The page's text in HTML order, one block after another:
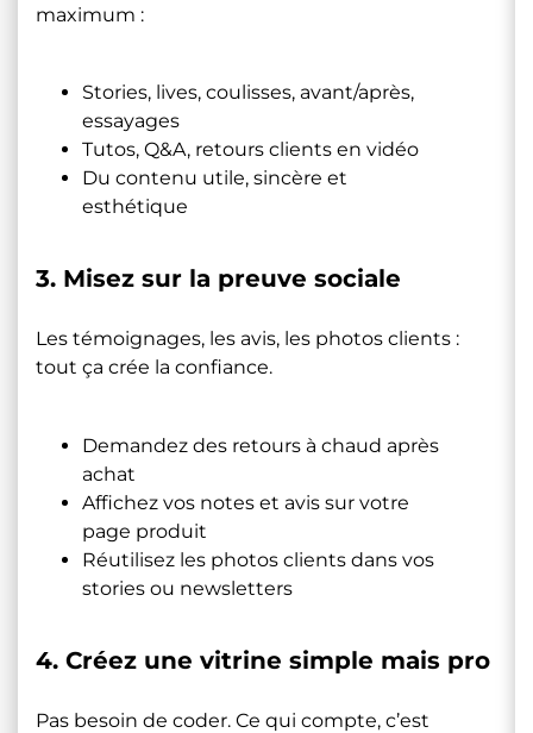
maximum :
Stories, lives, coulisses, avant/après,
essayages
Tutos, Q&A, retours clients en vidéo
Du contenu utile, sincère et
esthétique
3. Misez sur la preuve sociale
Les témoignages, les avis, les photos clients :
tout ça crée la confiance.
Demandez des retours à chaud après
achat
Affichez vos notes et avis sur votre
page produit
Réutilisez les photos clients dans vos
stories ou newsletters
4. Créez une vitrine simple mais pro
Pas besoin de coder. Ce qui compte, c’est